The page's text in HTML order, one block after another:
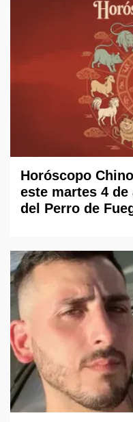
Horóscopo
este martes 4
del Perro de